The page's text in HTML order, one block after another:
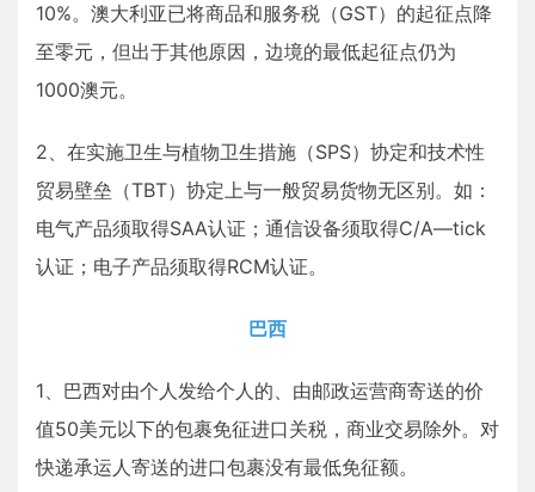
10%。澳大利亚已将商品和服务税（GST）的起征点降
至零元，但出于其他原因，边境的最低起征点仍为
1000澳元。
2、在实施卫生与植物卫生措施（SPS）协定和技术性
贸易壁垒（TBT）协定上与一般贸易货物无区别。如：
电气产品须取得SAA认证；通信设备须取得C/A—tick
认证；电子产品须取得RCM认证。
巴西
1、巴西对由个人发给个人的、由邮政运营商寄送的价
值50美元以下的包裹免征进口关税，商业交易除外。对
快递承运人寄送的进口包裹没有最低免征额。